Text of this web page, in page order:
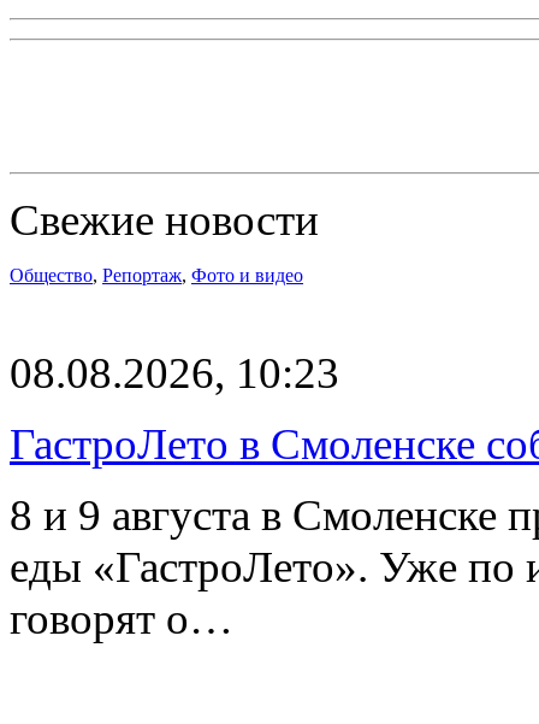
Свежие новости
Общество, Репортаж, Фото и видео
08.08.2026, 10:23
ГастроЛето в Смоленске
8 и 9 августа в Смоленске
еды «ГастроЛето». Уже по
говорят о…